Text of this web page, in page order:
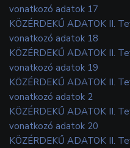
vonatkozó adatok 17
KÖZÉRDEKŰ ADATOK II.
vonatkozó adatok 18
KÖZÉRDEKŰ ADATOK II.
vonatkozó adatok 19
KÖZÉRDEKŰ ADATOK II.
vonatkozó adatok 2
KÖZÉRDEKŰ ADATOK II.
vonatkozó adatok 20
KÖZÉRDEKŰ ADATOK II.